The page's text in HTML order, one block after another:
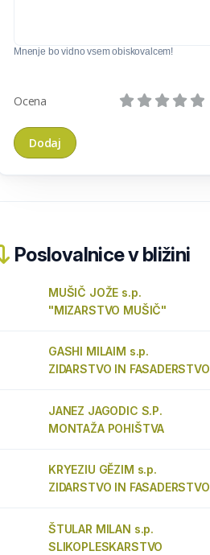
Mnenje bo vidno vsem obiskovalcem!
Ocena
Poslovalnice v bližini
MUŠIČ JOŽE s.p.
"MIZARSTVO MUŠIČ"
GASHI MILAIM s.p.
ZIDARSTVO IN FASADERSTVO
JANEZ JAGODIC S.P.
MONTAŽA POHIŠTVA
KRYEZIU GĚZIM s.p.
ZIDARSTVO IN FASADERSTVO
ŠTULAR MILAN s.p.
SLIKOPLESKARSTVO